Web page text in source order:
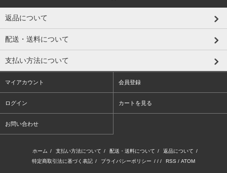
返品について
配送・送料について
支払い方法について
マイアカウント 会員登録
ログイン カートを見る
お問い合わせ
ホーム / 支払い方法について / 配送・送料について / 返品について /
特定商取引法に基づく表記 / プライバシーポリシー / / / RSS / ATOM